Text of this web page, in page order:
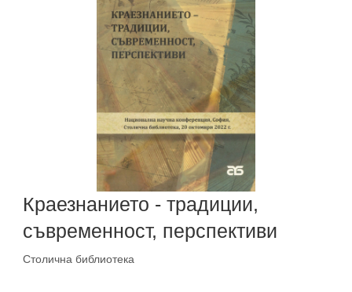
Краезнанието - традиции,
съвременност, перспективи
Столична библиотека